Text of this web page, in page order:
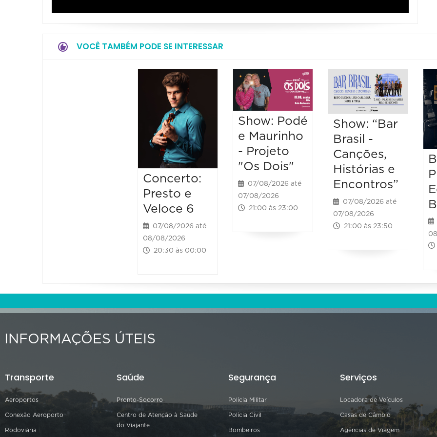
VOCÊ TAMBÉM PODE SE INTERESSAR
Concerto:
Presto e
Veloce 6
07/08/2026 até
08/08/2026
20:30 às 00:00
Show: Podé
e Maurinho
- Projeto
"Os Dois"
07/08/2026 até
07/08/2026
21:00 às 23:00
Show: “Bar
Brasil -
Canções,
Histórias e
Encontros”
07/08/2026 até
07/08/2026
21:00 às 23:50
INFORMAÇÕES ÚTEIS
Transporte
Aeroportos
Conexão Aeroporto
Rodoviária
Saúde
Pronto-Socorro
Centro de Atenção à Saúde
do Viajante
Segurança
Polícia Militar
Polícia Civil
Bombeiros
Serviços
Locadora de Veículos
Casas de Câmbio
Agências de Viagem